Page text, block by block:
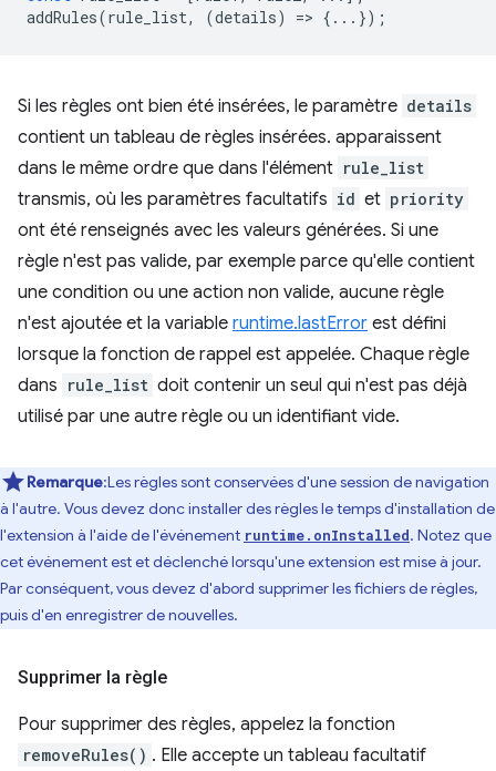
addRules(rule_list, (details) => {...});
Si les règles ont bien été insérées, le paramètre details
contient un tableau de règles insérées. apparaissent
dans le même ordre que dans l'élément rule_list
transmis, où les paramètres facultatifs id et priority
ont été renseignés avec les valeurs générées. Si une
règle n'est pas valide, par exemple parce qu'elle contient
une condition ou une action non valide, aucune règle
n'est ajoutée et la variable runtime.lastError est défini
lorsque la fonction de rappel est appelée. Chaque règle
dans rule_list doit contenir un seul qui n'est pas déjà
utilisé par une autre règle ou un identifiant vide.
Remarque:Les règles sont conservées d'une session de navigation
à l'autre. Vous devez donc installer des règles le temps d'installation de
l'extension à l'aide de l'événement runtime.onInstalled. Notez que
cet événement est et déclenché lorsqu'une extension est mise à jour.
Par conséquent, vous devez d'abord supprimer les fichiers de règles,
puis d'en enregistrer de nouvelles.
Supprimer la règle
Pour supprimer des règles, appelez la fonction
removeRules() . Elle accepte un tableau facultatif